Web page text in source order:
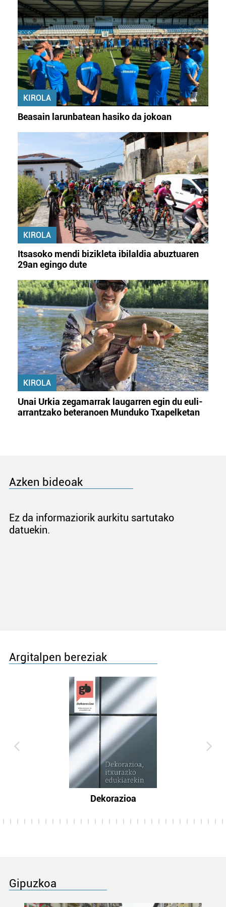
KIROLA
Beasain larunbatean hasiko da jokoan
KIROLA
Itsasoko mendi bizikleta ibilaldia abuztuaren
29an egingo dute
KIROLA
Unai Urkia zegamarrak laugarren egin du euli-
arrantzako beteranoen Munduko Txapelketan
Azken bideoak
Ez da informaziorik aurkitu sartutako
datuekin.
Argitalpen bereziak
Dekorazioa
Gipuzkoa